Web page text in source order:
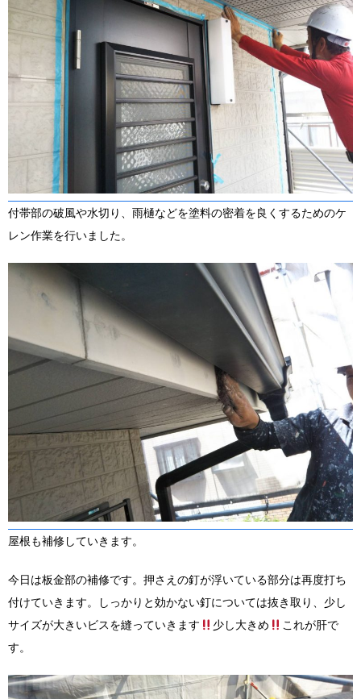
付帯部の破風や水切り、雨樋などを塗料の密着を良くするためのケ
レン作業を行いました。
屋根も補修していきます。
今日は板金部の補修です。押さえの釘が浮いている部分は再度打ち
付けていきます。しっかりと効かない釘については抜き取り、少し
サイズが大きいビスを縫っていきます
少し大きめ
これが肝で
す。